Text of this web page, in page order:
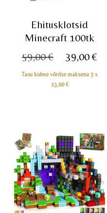
Ehitusklotsid
Minecraft 100tk
59,00€
Algne
hind
oli:
39,00€
Tasu kolme võrdse maksena 3 x
13,00€